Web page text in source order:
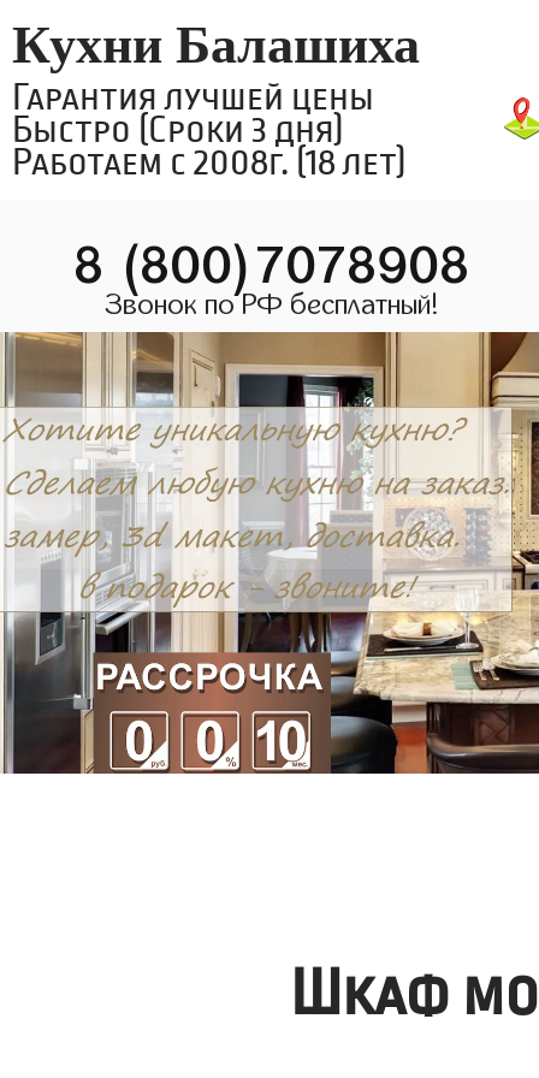
Кухни Балашиха
Гарантия лучшей цены
Быстро (Сроки 3 дня)
Работаем с 2008г. (18 лет)
8 (800)7078908
Звонок по РФ бесплатный!
Шкаф